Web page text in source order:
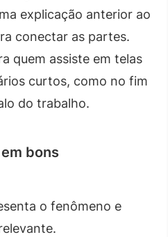
explicação anterior ao
conectar as partes.
quem assiste em telas
curtos, como no fim
do trabalho.
bons
o fenômeno e